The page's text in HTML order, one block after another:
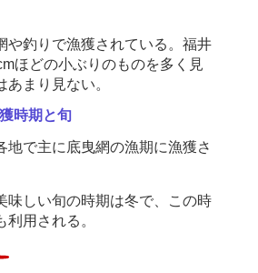
釣りで漁獲されている。福井
ほどの小ぶりのものを多く見
まり見ない。
時期と旬
で主に底曳網の漁期に漁獲さ
しい旬の時期は冬で、この時
用される。